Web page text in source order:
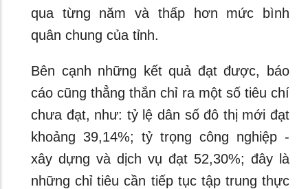
qua từng năm và thấp hơn mức bình
quân chung của tỉnh.
Bên cạnh những kết quả đạt được, báo
cáo cũng thẳng thắn chỉ ra một số tiêu chí
chưa đạt, như: tỷ lệ dân số đô thị mới đạt
khoảng 39,14%; tỷ trọng công nghiệp -
xây dựng và dịch vụ đạt 52,30%; đây là
những chỉ tiêu cần tiếp tục tập trung thực